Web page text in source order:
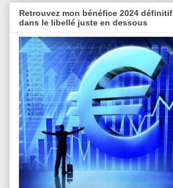
Retrouvez mon bénéfice 2024 définitif
dans le libellé juste en dessous